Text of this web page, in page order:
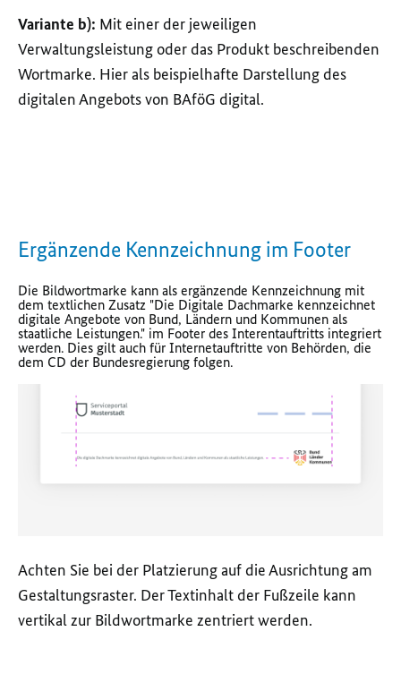
Variante b): Mit einer der jeweiligen
Verwaltungsleistung oder das Produkt beschreibenden
Wortmarke. Hier als beispielhafte Darstellung des
digitalen Angebots von BAföG digital.
Ergänzende Kennzeichnung im Footer
Die Bildwortmarke kann als ergänzende Kennzeichnung mit
dem textlichen Zusatz "Die Digitale Dachmarke kennzeichnet
digitale Angebote von Bund, Ländern und Kommunen als
staatliche Leistungen." im Footer des Interentauftritts integriert
werden. Dies gilt auch für Internetauftritte von Behörden, die
dem CD der Bundesregierung folgen.
Achten Sie bei der Platzierung auf die Ausrichtung am
Gestaltungsraster. Der Textinhalt der Fußzeile kann
vertikal zur Bildwortmarke zentriert werden.